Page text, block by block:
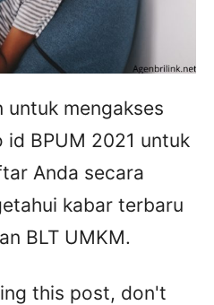
untuk mengakses
BPUM 2021 untuk
Anda secara
kabar terbaru
BLT UMKM.
this post, don't